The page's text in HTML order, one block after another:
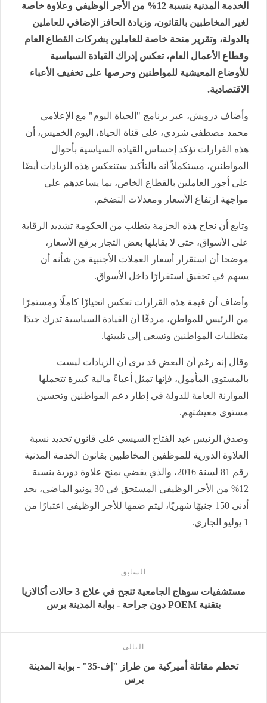
الخدمة المدنية بنسبة 12% من الأجر الوظيفي وعلاوة خاصة
لغير المخاطبين بالقانون، وزيادة الحافز الإضافي للعاملين
بالدولة، وتقرير منحة خاصة للعاملين بشركات القطاع العام
وقطاع الأعمال العام، تعكس إدراك القيادة السياسية
للأوضاع المعيشية للمواطنين وحرصها على تخفيف الأعباء
الاقتصادية.
وأضاف درويش، عبر برنامج "الحياة اليوم" مع الإعلامي
محمد مصطفى شردي، على قناة الحياة، اليوم الخميس، أن
هذه القرارات تؤكد إحساس القيادة السياسية بأحوال
المواطنين، مستكملاً أنه بالتأكيد ستنعكس هذه الزيادات أيضًا
على أجور العاملين بالقطاع الخاص، بما يساعدهم على
مواجهة ارتفاع الأسعار ومعدلات التضخم.
وتابع أن نجاح هذه الحزمة يتطلب من الحكومة تشديد الرقابة
على الأسواق، حتى لا يقابلها بعض التجار برفع الأسعار،
موضحا أن استقرار أسعار العملات الأجنبية من شأنه أن
يسهم في تحقيق استقرارًا داخل الأسواق.
وأضاف أن قيمة هذه القرارات تعكس انحيازًا كاملًا ومستمرًا
من الرئيس للمواطن، مردفًا أن القيادة السياسية تدرك جيدًا
متطلبات المواطنين وتسعى إلى تلبيتها.
وقال إنه رغم أن البعض قد يرى أن الزيادات ليست
بالمستوى المأمول، فإنها تمثل أعباءً مالية كبيرة تتحملها
الموازنة العامة للدولة في إطار دعم المواطنين وتحسين
مستوى معيشتهم.
وصدق الرئيس عبد الفتاح السيسي على قانون تحديد نسبة
العلاوة الدورية للموظفين المخاطبين بقانون الخدمة المدنية
رقم 81 لسنة 2016، والذي يقضي بمنح علاوة دورية بنسبة
12% من الأجر الوظيفي المستحق في 30 يونيو الماضي، بحد
أدنى 150 جنيهًا شهريًا، ليتم ضمها للأجر الوظيفي اعتبارًا من
1 يوليو الجاري.
السابق
مستشفيات سوهاج الجامعية تنجح في علاج 3 حالات أكالازيا
بتقنية POEM دون جراحة - بوابة المدينة برس
التالى
تحطم مقاتلة أميركية من طراز "إف-35" - بوابة المدينة
برس